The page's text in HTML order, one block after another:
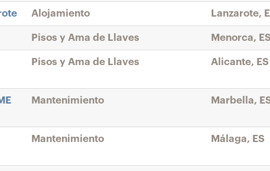
Alojamiento Lanzarote,
Pisos y Ama de Llaves Menorca, ES
Pisos y Ama de Llaves Alicante, ES
Mantenimiento Marbella,
Mantenimiento Málaga, ES